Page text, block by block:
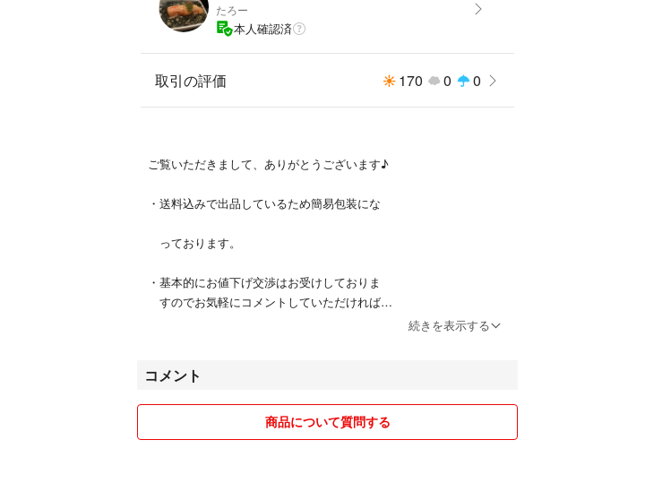
たろー
本人確認済
取引の評価 170 0 0
ご覧いただきまして、ありがとうございます♪
・送料込みで出品しているため簡易包装にな
っております。
・基本的にお値下げ交渉はお受けしておりま
すのでお気軽にコメントしていただければ
はご購入をお控えくださいませ。
・気になる事がございましたら、必ず質問を
お願いします。質問がなかった事に対して
続きを表示する
コメント
商品について質問する